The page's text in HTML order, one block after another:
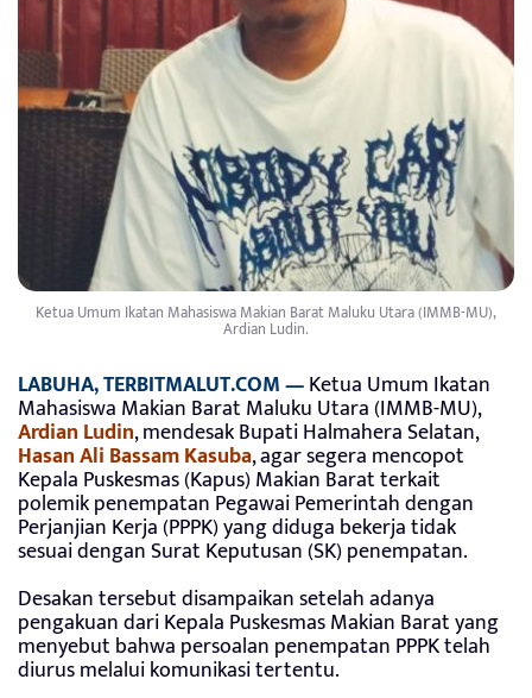
Ketua Umum Ikatan Mahasiswa Makian Barat Maluku Utara (IMMB-MU),
Ardian Ludin.
LABUHA, TERBITMALUT.COM —Ketua Umum Ikatan
Mahasiswa Makian Barat Maluku Utara (IMMB-MU),
Ardian Ludin, mendesak Bupati Halmahera Selatan,
Hasan Ali Bassam Kasuba, agar segera mencopot
Kepala Puskesmas (Kapus) Makian Barat terkait
polemik penempatan Pegawai Pemerintah dengan
Perjanjian Kerja (PPPK) yang diduga bekerja tidak
sesuai dengan Surat Keputusan (SK) penempatan.
Desakan tersebut disampaikan setelah adanya
pengakuan dari Kepala Puskesmas Makian Barat yang
menyebut bahwa persoalan penempatan PPPK telah
diurus melalui komunikasi tertentu.